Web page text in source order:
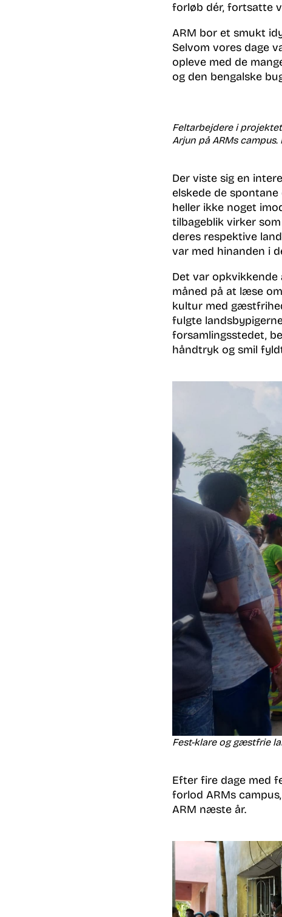
forløb dér, fortsatte
ARM bor et smukt
Selvom vores dage
opleve med de
og den bengalske
Feltarbejdere i
Arjun på ARMs
Der viste sig en
elskede de
heller ikke noget
tilbageblik virker
deres respektive
var med hinanden i
Det var
måned på at læse
kultur med
fulgte
forsamlingsstedet,
håndtryk og smil
Fest-klare og gæstfrie
Efter fire dage med
forlod ARMs
ARM næste år.